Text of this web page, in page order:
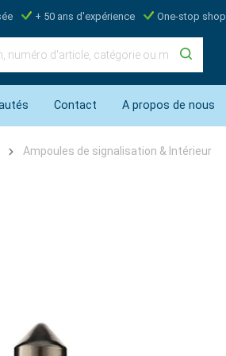
+ 50 ans d'expérience One-stop shop
Contact A propos de nous
Ampoules de signalisation & Intérieur